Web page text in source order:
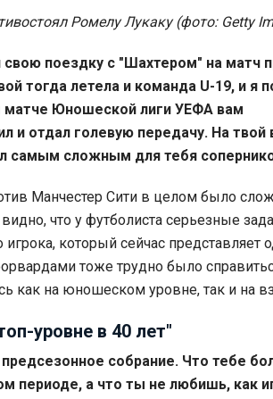
Ромелу Лукаку (фото: Getty
свою поездку с "Шахтером" на матч
тогда летела и команда U-19, и я
матче Юношеской лиги УЕФА вам
и отдал голевую передачу. На твой
сложным для тебя
Манчестер Сити в целом было
что у футболиста серьезные
который сейчас представляет
тоже трудно было
как на юношеском уровне, так и на
уровне в 40 лет"
собрание. Что тебе
периоде, а что ты не любишь, как